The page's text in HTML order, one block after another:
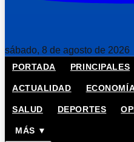
sábado, 8 de agosto de 2026
PORTADA PRINCIPALES
ACTUALIDAD
SALUD DEPORTES
MÁS ▼